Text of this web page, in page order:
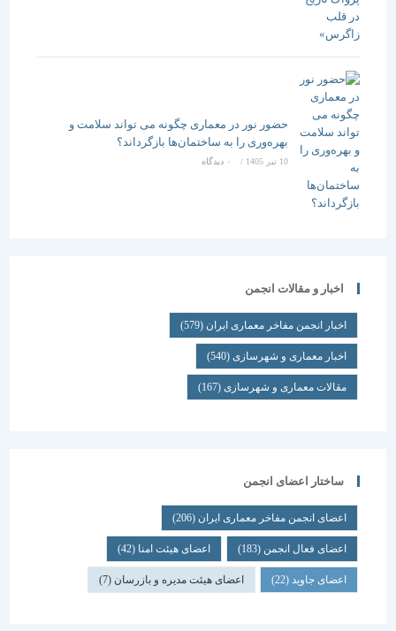
حضور نور در معماری چگونه می تواند سلامت و
بهره‌وری را به ساختمان‌ها بازگرداند؟
/ ۰ دیدگاه
اخبار و مقالات انجمن
اخبار انجمن مفاخر معماری ایران (579)
اخبار معماری و شهرسازی(540)
مقالات معماری و شهرسازی(167)
ساختار اعضای انجمن
اعضای انجمن مفاخر معماری ایران (206)
اعضای فعال انجمن(183) اعضای هیئت امنا(42)
اعضای جاوید(22) اعضای هیئت مدیره و بازرسان(7)